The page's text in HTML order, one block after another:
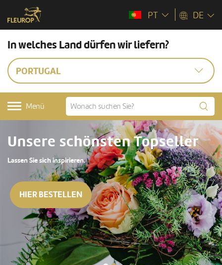
PT DE
In welches Land dürfen wir liefern?
PORTUGAL
Menü
Unsere schönsten Topseller
Lassen Sie sich inspirieren.
HIER BESTELLEN